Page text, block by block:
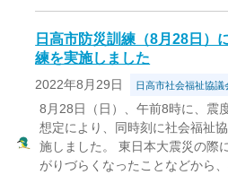
日高市防災訓練（8月28日）
練を実施しました
2022年8月29日 日高市社会福祉協議
8月28日（日）、午前8時に、震
想定により、同時刻に社会福祉
施しました。 東日本大震災の際
がりづらくなったことなどから